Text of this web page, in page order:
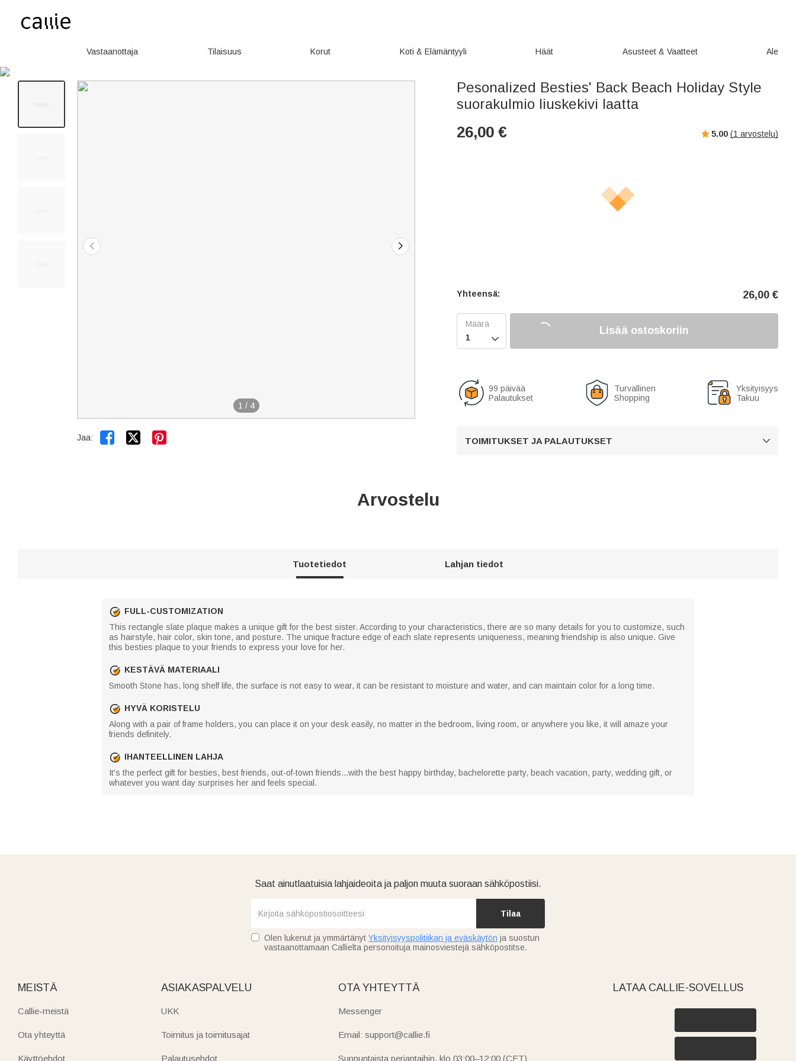
Vastaanottaja Tilaisuus Korut Koti & Elämäntyyli Häät Asusteet & Vaatteet Ale
1 / 4
Jaa:  
Pesonalized Besties' Back Beach Holiday Style
suorakulmio liuskekivi laatta
26,00 € 5.00 (1 arvostelu)
Yhteensä: 26,00 €

Lisää ostoskoriin
99 päivää
Palautukset
Turvallinen
Shopping
Yksityisyys
Takuu
TOIMITUKSET JA PALAUTUKSET 
Arvostelu
Tuotetiedot Lahjan tiedot
FULL-CUSTOMIZATION
This rectangle slate plaque makes a unique gift for the best sister. According to your characteristics, there are so many details for you to customize, such
as hairstyle, hair color, skin tone, and posture. The unique fracture edge of each slate represents uniqueness, meaning friendship is also unique. Give
this besties plaque to your friends to express your love for her.
KESTÄVÄ MATERIAALI
Smooth Stone has, long shelf life, the surface is not easy to wear, it can be resistant to moisture and water, and can maintain color for a long time.
HYVÄ KORISTELU
Along with a pair of frame holders, you can place it on your desk easily, no matter in the bedroom, living room, or anywhere you like, it will amaze your
friends definitely.
IHANTEELLINEN LAHJA
It's the perfect gift for besties, best friends, out-of-town friends...with the best happy birthday, bachelorette party, beach vacation, party, wedding gift, or
whatever you want day surprises her and feels special.
Saat ainutlaatuisia lahjaideoita ja paljon muuta suoraan sähköpostiisi.
Tilaa
Olen lukenut ja ymmärtänyt Yksityisyyspolitiikan ja eväskäytön ja suostun
vastaanottamaan Callielta personoituja mainosviestejä sähköpostitse.
MEISTÄ
Callie-meistä
Ota yhteyttä
Käyttöehdot
ASIAKASPALVELU
UKK
Toimitus ja toimitusajat
Palautusehdot
OTA YHTEYTTÄ
Messenger
Email: support@callie.fi
Sunnuntaista perjantaihin, klo 03:00–12:00 (CET)
LATAA CALLIE-SOVELLUS